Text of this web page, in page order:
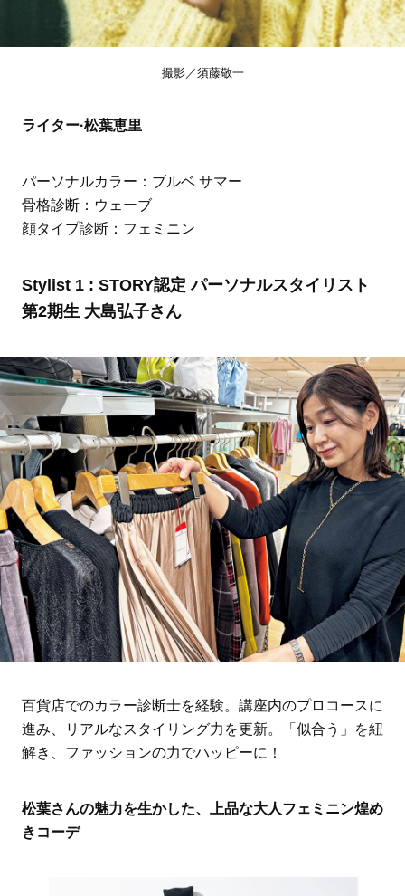
撮影／須藤敬一
ライター·松葉恵里
パーソナルカラー：ブルベ サマー
骨格診断：ウェーブ
顔タイプ診断：フェミニン
Stylist 1 : STORY認定 パーソナルスタイリスト
第2期生 大島弘子さん
百貨店でのカラー診断士を経験。講座内のプロコースに
進み、リアルなスタイリング力を更新。「似合う」を紐
解き、ファッションの力でハッピーに！
松葉さんの魅力を生かした、上品な大人フェミニン煌め
きコーデ